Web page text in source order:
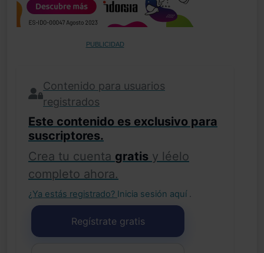
PUBLICIDAD
Contenido para usuarios
registrados
Este contenido es exclusivo para
suscriptores.
Crea tu cuenta gratis y léelo
completo ahora.
¿Ya estás registrado? Inicia sesión aquí .
Regístrate gratis